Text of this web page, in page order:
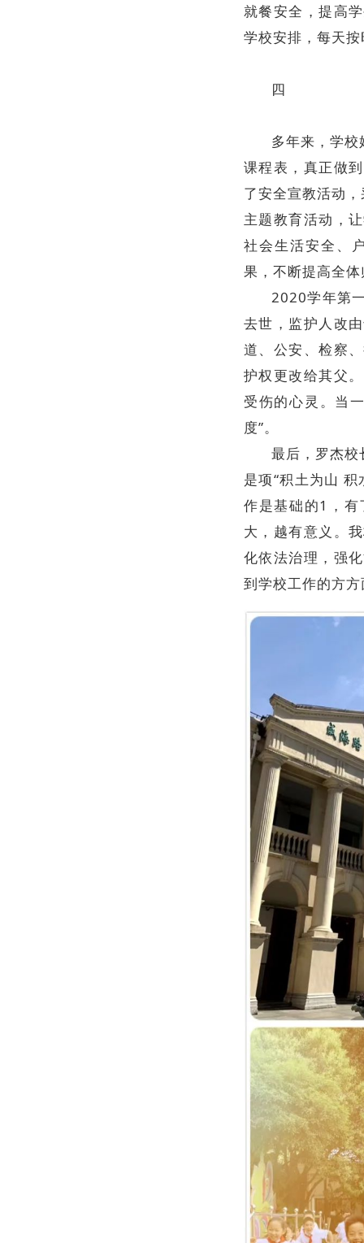
就餐安全，提高
学校安排，每天
四
多年来，学
课程表，真正做
了安全宣教活动
主题教育活动，
社会生活安全、
果，不断提高全
2020学年第
去世，监护人改
道、公安、检察
护权更改给其父
受伤的心灵。当
度”。
最后，罗杰
是项“积土为山
作是基础的1，
大，越有意义。
化依法治理，强
到学校工作的方